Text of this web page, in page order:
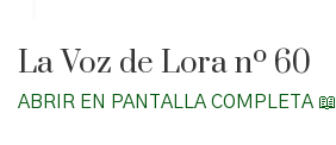
La Voz de Lora nº 60
ABRIR EN PANTALLA COMPLETA 📖